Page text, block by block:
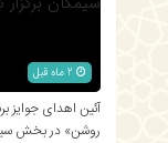
2 ماه قبل
آئین اهدای جوایز
روشن» در بخش